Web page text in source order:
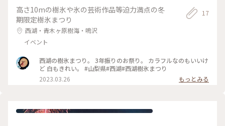
高さ10mの樹氷や氷の芸術作品等迫力満点の冬
期限定樹氷まつり
西湖・青木ヶ原樹海・鳴沢
イベント
17
西湖の樹氷まつり。 3年振りのお祭り。 カラフルなのもいいけ
ど 白もきれい。 #山梨県#西湖#西湖樹氷まつり
2023.03.26
もっとみる